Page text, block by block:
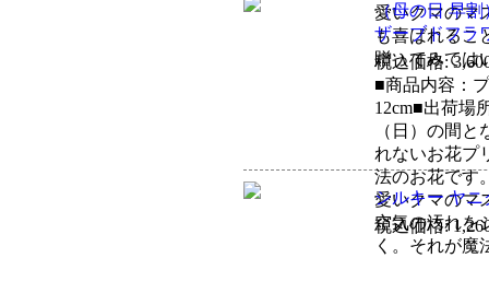
愛いクマのマ
も喜ばれるこ
贈ってみては
（母の日 早
ザーブドフラ
税込価格:
■商品内容：
12cm■出荷場
（日）の間
れないお花プ
法のお花です
愛いクマのマ
空気の汚れを
く。それが魔
シルキー ヤニ
税込価格: